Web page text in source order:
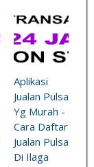
Aplikasi
Jualan Pulsa
Yg Murah -
Cara Daftar
Jualan Pulsa
Di Ilaga